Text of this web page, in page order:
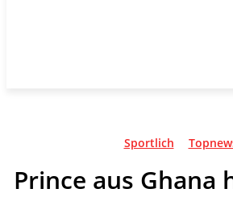
Sportlich
Prince aus Ghana